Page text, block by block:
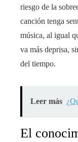
riesgo de la
canción tenga
música, al igual
va más deprisa,
del tiempo.
Leer más
El